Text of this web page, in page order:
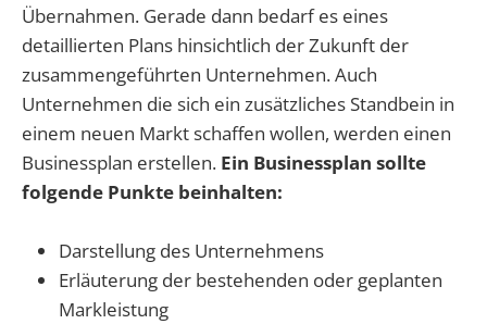
Übernahmen. Gerade dann bedarf es eines
detaillierten Plans hinsichtlich der Zukunft der
zusammengeführten Unternehmen. Auch
Unternehmen die sich ein zusätzliches Standbein in
einem neuen Markt schaffen wollen, werden einen
Businessplan erstellen. Ein Businessplan sollte
folgende Punkte beinhalten:
Darstellung des Unternehmens
Erläuterung der bestehenden oder geplanten
Markleistung